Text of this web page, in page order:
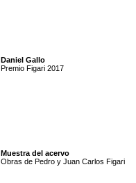
Daniel Gallo
Premio Figari 2017
Muestra del acervo
Obras de Pedro y Juan Carlos Figari